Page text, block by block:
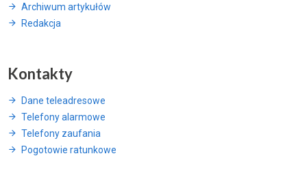
Archiwum artykułów
Redakcja
Kontakty
Dane teleadresowe
Telefony alarmowe
Telefony zaufania
Pogotowie ratunkowe